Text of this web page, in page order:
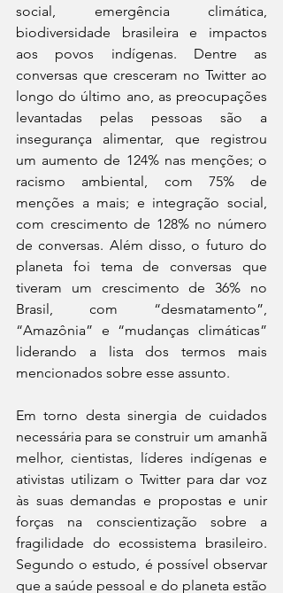
social, emergência climática,
biodiversidade brasileira e impactos
aos povos indígenas. Dentre as
conversas que cresceram no Twitter ao
longo do último ano, as preocupações
levantadas pelas pessoas são a
insegurança alimentar, que registrou
um aumento de 124% nas menções; o
racismo ambiental, com 75% de
menções a mais; e integração social,
com crescimento de 128% no número
de conversas. Além disso, o futuro do
planeta foi tema de conversas que
tiveram um crescimento de 36% no
Brasil, com “desmatamento”,
“Amazônia” e “mudanças climáticas”
liderando a lista dos termos mais
mencionados sobre esse assunto.
Em torno desta sinergia de cuidados
necessária para se construir um amanhã
melhor, cientistas, líderes indígenas e
ativistas utilizam o Twitter para dar voz
às suas demandas e propostas e unir
forças na conscientização sobre a
fragilidade do ecossistema brasileiro.
Segundo o estudo, é possível observar
que a saúde pessoal e do planeta estão